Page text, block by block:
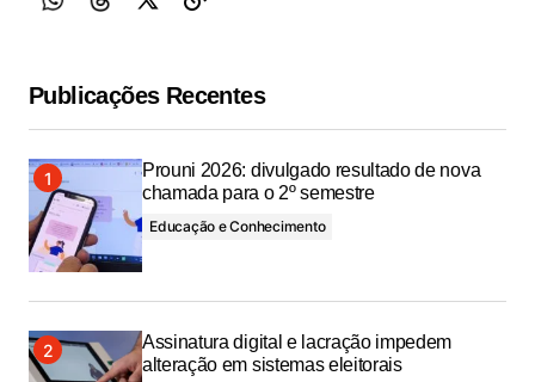
Publicações Recentes
Prouni 2026: divulgado resultado de nova
chamada para o 2º semestre
Educação e Conhecimento
Assinatura digital e lacração impedem
alteração em sistemas eleitorais